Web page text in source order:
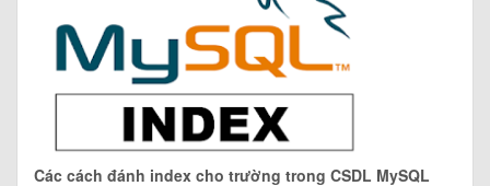
Các cách đánh index cho trường trong CSDL MySQL